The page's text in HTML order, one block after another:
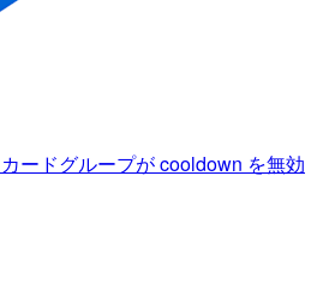
ードグループが cooldown を無効